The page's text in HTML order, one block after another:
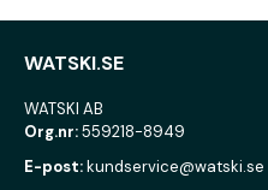
WATSKI.SE
WATSKI AB
Org.nr:559218-8949
E-post:kundservice@watski.se